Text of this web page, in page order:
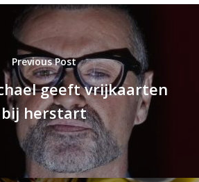
Previous Post
geeft vrijkaarten
bij herstart